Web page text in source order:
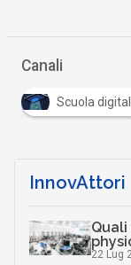
Canali
Scuola
InnovAttori
22 Lug